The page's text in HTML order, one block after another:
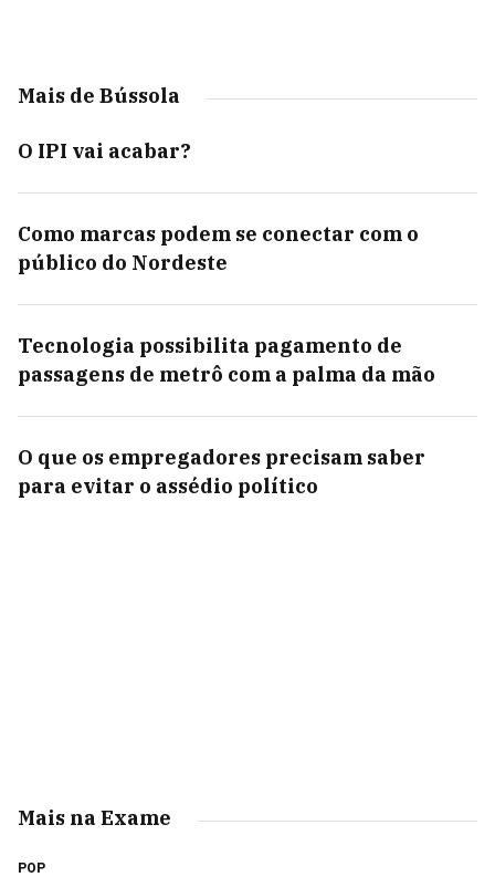
Mais de Bússola
O IPI vai acabar?
Como marcas podem se conectar com o
público do Nordeste
Tecnologia possibilita pagamento de
passagens de metrô com a palma da mão
O que os empregadores precisam saber
para evitar o assédio político
Mais na Exame
POP